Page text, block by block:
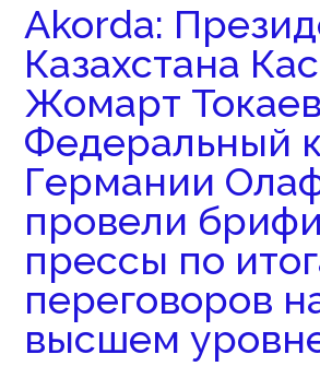
Akorda:
Казахстана
Жомарт
Федеральный
Германии
провели
прессы по
переговоров
высшем